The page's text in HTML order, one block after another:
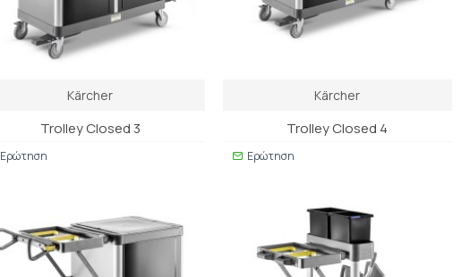
Kärcher
Trolley Closed 3
Ερώτηση
Kärcher
Trolley Closed 4
Ερώτηση